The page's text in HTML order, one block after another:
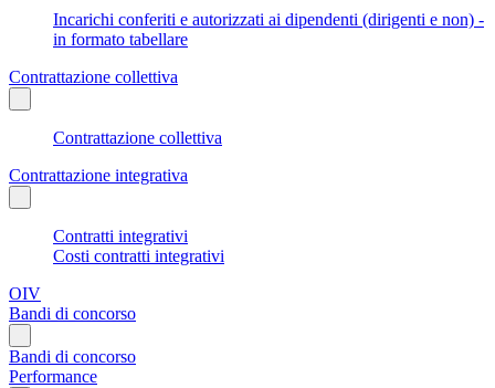
Incarichi conferiti e autorizzati ai dipendenti (dirigenti e non) -
in formato tabellare
Contrattazione collettiva
Contrattazione collettiva
Contrattazione integrativa
Contratti integrativi
Costi contratti integrativi
OIV
Bandi di concorso
Bandi di concorso
Performance